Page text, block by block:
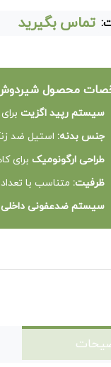
تماس بگیرید
محصول شیردوش
سیستم رپید اگزیت
جنس بدنه: استیل ضد
طراحی ارگونومیک برای
ظرفیت: متناسب با
سیستم ضدعفونی داخلی